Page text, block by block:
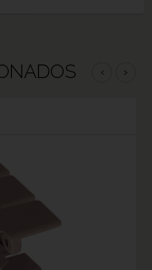
‹ ›